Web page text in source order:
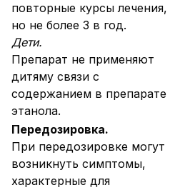
повторные курсы лечения,
но не более 3 в год.
Дети.
Препарат не применяют
дитяму связи с
содержанием в препарате
этанола.
Передозировка.
При передозировке могут
возникнуть симптомы,
характерные для